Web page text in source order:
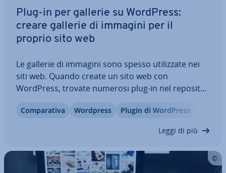
Plug-in per gallerie su WordPress:
creare gallerie di immagini per il
proprio sito web
Le gallerie di immagini sono spesso uti­liz­za­te nei
siti web. Quando create un sito web con
WordPress, trovate numerosi plug-in nel re­po­si­to­
ne di una galleria di immagini. Ma cosa distingue i
Com­pa­ra­ti­va Wordpress Plugin di WordPress
Leggi di più